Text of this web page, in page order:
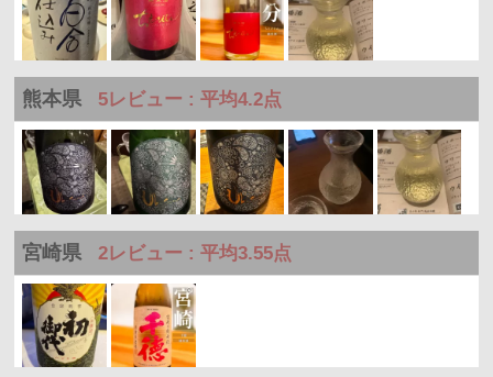
熊本県 5レビュー : 平均4.2点
宮崎県 2レビュー : 平均3.55点